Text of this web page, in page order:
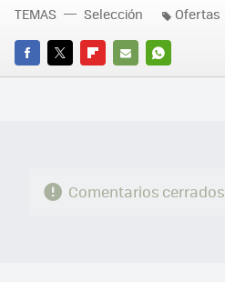
FACEBOOK
TWITTERFLIPBOARD
E-
WHATSAPP
TEMAS Selección Ofertas
Comentarios cerrados